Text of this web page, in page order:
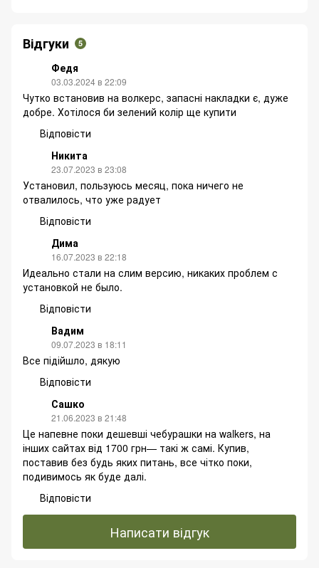
Відгуки 5
Федя
03.03.2024 в 22:09
Чутко встановив на волкерс, запасні накладки є, дуже
добре. Хотілося би зелений колір ще купити
Відповісти
Никита
23.07.2023 в 23:08
Установил, пользуюсь месяц, пока ничего не
отвалилось, что уже радует
Відповісти
Дима
16.07.2023 в 22:18
Идеально стали на слим версию, никаких проблем с
установкой не было.
Відповісти
Вадим
09.07.2023 в 18:11
Все підійшло, дякую
Відповісти
Сашко
21.06.2023 в 21:48
Це напевне поки дешевші чебурашки на walkers, на
інших сайтах від 1700 грн— такі ж самі. Купив,
поставив без будь яких питань, все чітко поки,
подивимось як буде далі.
Відповісти
Написати відгук